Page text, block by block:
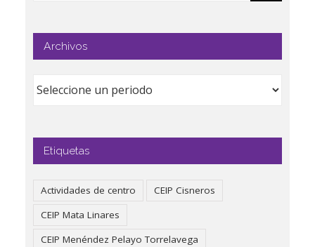
Archivos
Etiquetas
Actividades de centro
CEIP Cisneros
CEIP Mata Linares
CEIP Menéndez Pelayo Torrelavega